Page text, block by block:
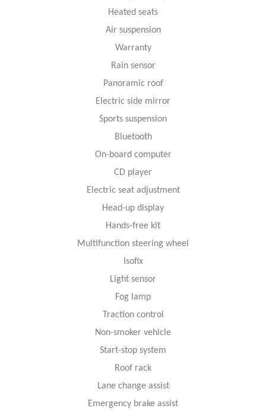
Heated seats
Air suspension
Warranty
Rain sensor
Panoramic roof
Electric side mirror
Sports suspension
Bluetooth
On-board computer
CD player
Electric seat adjustment
Head-up display
Hands-free kit
Multifunction steering wheel
Isofix
Light sensor
Fog lamp
Traction control
Non-smoker vehicle
Start-stop system
Roof rack
Lane change assist
Emergency brake assist